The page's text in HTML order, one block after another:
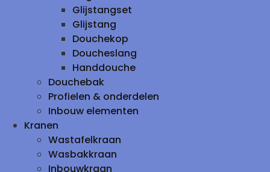
Glijstangset
Glijstang
Douchekop
Doucheslang
Handdouche
Douchebak
Profielen & onderdelen
Inbouw elementen
Kranen
Wastafelkraan
Wasbakkraan
Inbouwkraan